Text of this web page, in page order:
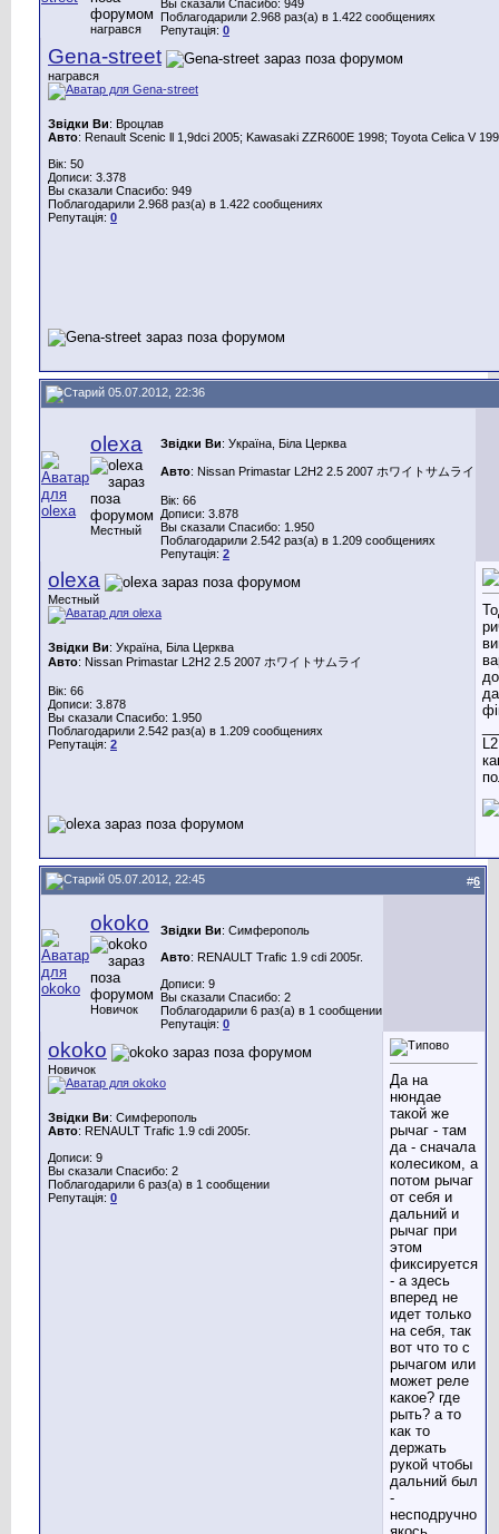
награвся
Вы сказали Спасибо: 949
Поблагодарили 2.968 раз(а) в 1.422 сообщениях
Репутація: 0
Gena-street
награвся
Звідки Ви: Вроцлав
Авто: Renault Scenic ll 1,9dci 2005; Kawasaki ZZR600E 1998; Toyota Celica V
Вік: 50
Дописи: 3.378
Вы сказали Спасибо: 949
Поблагодарили 2.968 раз(а) в 1.422 сообщениях
Репутація: 0
05.07.2012, 22:36
olexa
Местный
Звідки Ви: Україна, Біла Церква
Авто: Nissan Primastar L2H2 2.5 2007 ホワイトサムライ
Вік: 66
Дописи: 3.878
Вы сказали Спасибо: 1.950
Поблагодарили 2.542 раз(а) в 1.209 сообщениях
Репутація: 2
olexa
Местный
Звідки Ви: Україна, Біла Церква
Авто: Nissan Primastar L2H2 2.5 2007 ホワイトサムライ
Вік: 66
Дописи: 3.878
Вы сказали Спасибо: 1.950
Поблагодарили 2.542 раз(а) в 1.209 сообщениях
Репутація: 2
05.07.2012, 22:45 #6
okoko
Новичок
Звідки Ви: Cимферополь
Авто: RENAULT Trafic 1.9 cdi 2005г.
Дописи: 9
Вы сказали Спасибо: 2
Поблагодарили 6 раз(а) в 1 сообщении
Репутація: 0
okoko
Новичок
Звідки Ви: Cимферополь
Авто: RENAULT Trafic 1.9 cdi 2005г.
Дописи: 9
Вы сказали Спасибо: 2
Поблагодарили 6 раз(а) в 1 сообщении
Репутація: 0
Да на
нюндае
такой же
рычаг - там
да - сначала
колесиком, а
потом рычаг
от себя и
дальний и
рычаг при
этом
фиксируется
- а здесь
вперед не
идет только
на себя, так
вот что то с
рычагом или
может реле
какое? где
рыть? а то
как то
держать
рукой чтобы
дальний был
-
несподручно